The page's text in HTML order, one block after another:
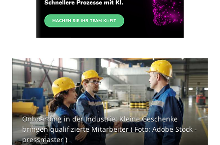
Onboarding in der Industrie: Kleine Geschenke
bringen qualifizierte Mitarbeiter ( Foto: Adobe Stock -
pressmaster )